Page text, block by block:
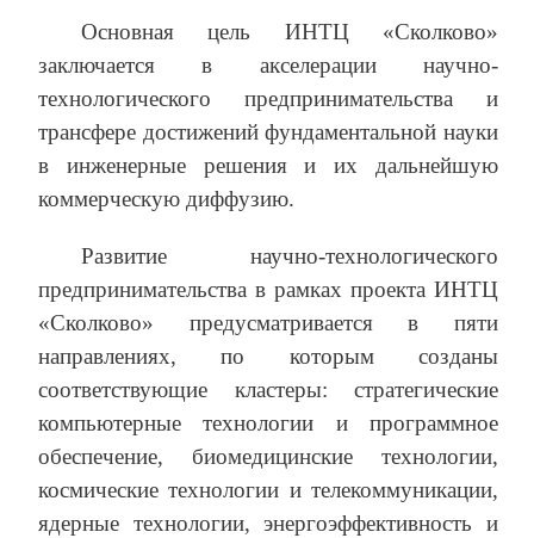
Основная цель ИНТЦ «Сколково»
заключается в акселерации научно-
технологического предпринимательства и
трансфере достижений фундаментальной науки
в инженерные решения и их дальнейшую
коммерческую диффузию.
Развитие научно-технологического
предпринимательства в рамках проекта ИНТЦ
«Сколково» предусматривается в пяти
направлениях, по которым созданы
соответствующие кластеры: стратегические
компьютерные технологии и программное
обеспечение, биомедицинские технологии,
космические технологии и телекоммуникации,
ядерные технологии, энергоэффективность и